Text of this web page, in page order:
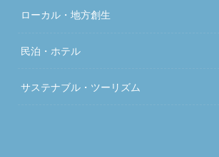
ローカル・地方創生
民泊・ホテル
サステナブル・ツーリズム